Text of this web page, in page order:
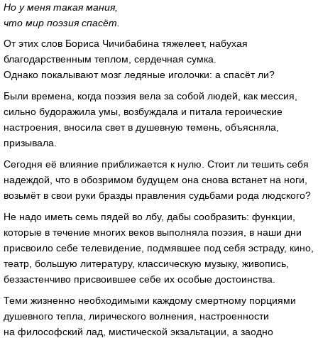
Но у меня такая мания,
что мир поэзия спасёт.
От этих слов Бориса Чичибабина тяжелеет, набухая
благодарственным теплом, сердечная сумка.
Однако покалывают мозг ледяные иголочки: а спасёт ли?
Были времена, когда поэзия вела за собой людей, как мессия,
сильно будоражила умы, возбуждала и питала героические
настроения, вносила свет в душевную темень, объясняла,
призывала.
Сегодня её влияние приближается к нулю. Стоит ли тешить себя
надеждой, что в обозримом будущем она снова встанет на ноги,
возьмёт в свои руки бразды правления судьбами рода людского?
Не надо иметь семь пядей во лбу, дабы сообразить: функции,
которые в течение многих веков выполняла поэзия, в наши дни
присвоило себе телевидение, подмявшее под себя эстраду, кино,
театр, большую литературу, классическую музыку, живопись,
беззастенчиво присвоившее себе их особые достоинства.
Теми жизненно необходимыми каждому смертному порциями
душевного тепла, лирического волнения, настроенности
на философский лад, мистической экзальтации, а заодно